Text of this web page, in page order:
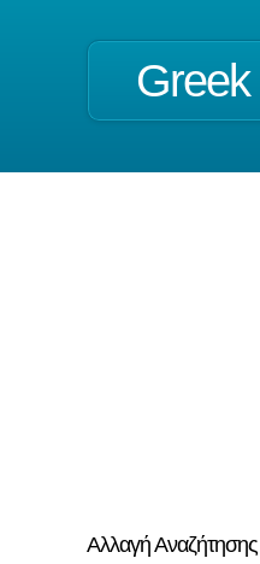
Αλλαγή Αναζήτησης